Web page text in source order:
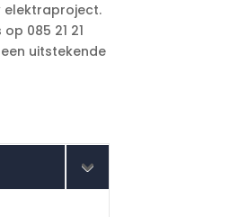
elektraproject.
085 21 21
uitstekende